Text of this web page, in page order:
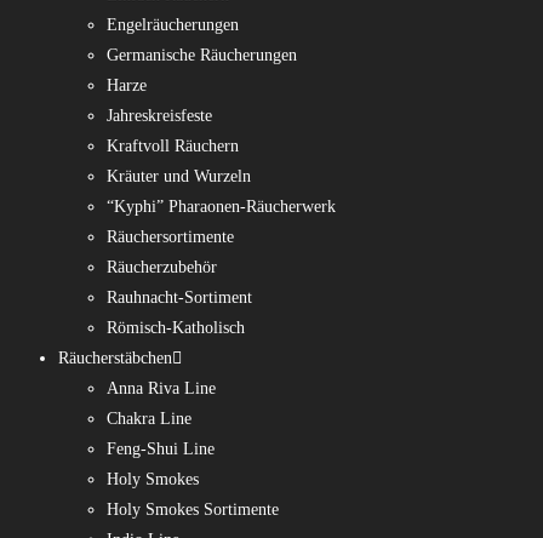
Engelräucherungen
Germanische Räucherungen
Harze
Jahreskreisfeste
Kraftvoll Räuchern
Kräuter und Wurzeln
“Kyphi” Pharaonen-Räucherwerk
Räuchersortimente
Räucherzubehör
Rauhnacht-Sortiment
Römisch-Katholisch
Räucherstäbchen
Anna Riva Line
Chakra Line
Feng-Shui Line
Holy Smokes
Holy Smokes Sortimente